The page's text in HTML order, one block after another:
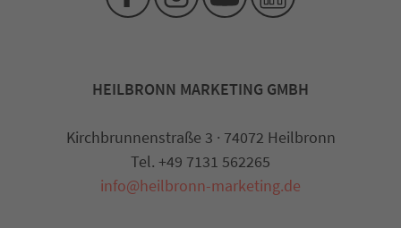
HEILBRONN MARKETING GMBH
Kirchbrunnenstraße 3 · 74072 Heilbronn
Tel. +49 7131 562265
info@heilbronn-marketing.de